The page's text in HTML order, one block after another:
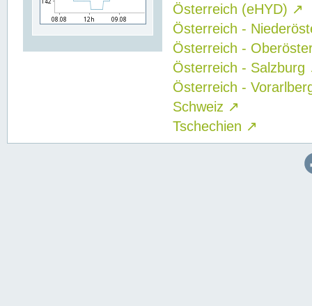
Österreich (eHYD) ↗
Österreich -
Österreich -
Österreich - Salzburg
Österreich -
Schweiz ↗
Tschechien ↗